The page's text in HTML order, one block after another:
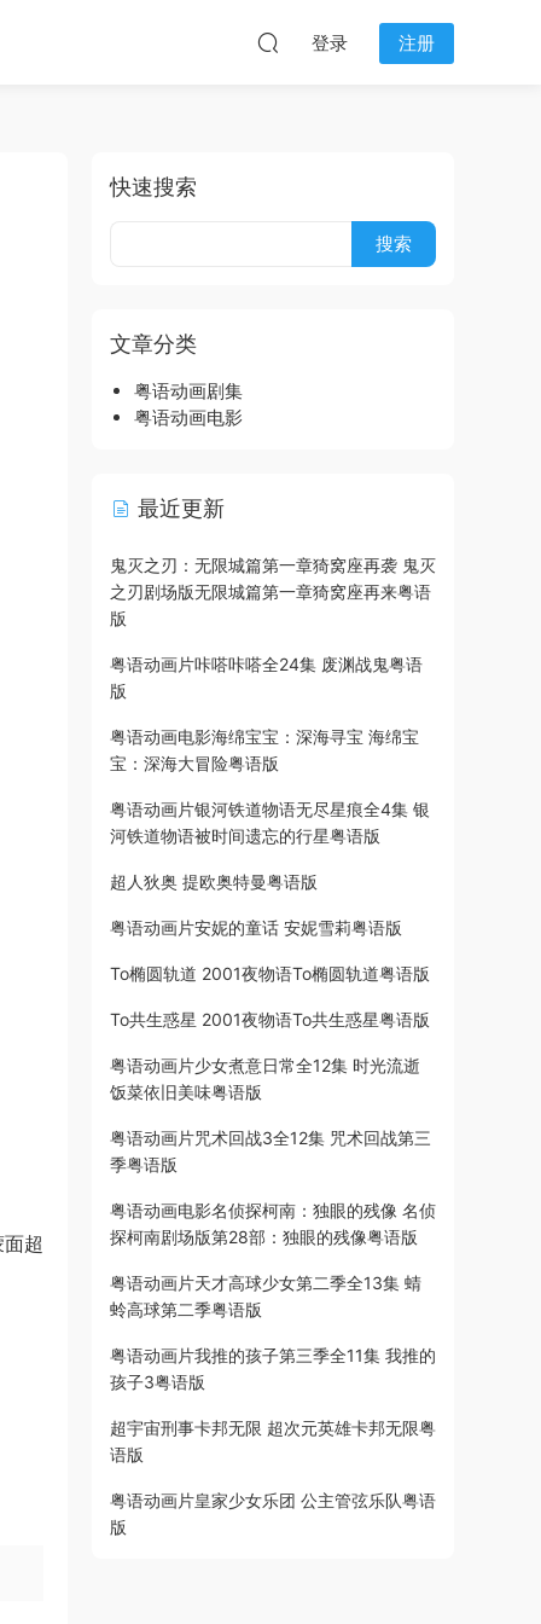
登录 注册
超
快速搜索
文章分类
粤语动画剧集
粤语动画电影
最近更新
鬼灭之刃：无限城篇第一章猗窝座再袭 鬼灭
之刃剧场版无限城篇第一章猗窝座再来粤语
版
粤语动画片咔嗒咔嗒全24集 废渊战鬼粤语
版
粤语动画电影海绵宝宝：深海寻宝 海绵宝
宝：深海大冒险粤语版
粤语动画片银河铁道物语无尽星痕全4集 银
河铁道物语被时间遗忘的行星粤语版
超人狄奥 提欧奥特曼粤语版
粤语动画片安妮的童话 安妮雪莉粤语版
To椭圆轨道 2001夜物语To椭圆轨道粤语版
To共生惑星 2001夜物语To共生惑星粤语版
粤语动画片少女煮意日常全12集 时光流逝
饭菜依旧美味粤语版
粤语动画片咒术回战3全12集 咒术回战第三
季粤语版
粤语动画电影名侦探柯南：独眼的残像 名侦
探柯南剧场版第28部：独眼的残像粤语版
粤语动画片天才高球少女第二季全13集 蜻
蛉高球第二季粤语版
粤语动画片我推的孩子第三季全11集 我推的
孩子3粤语版
超宇宙刑事卡邦无限 超次元英雄卡邦无限粤
语版
粤语动画片皇家少女乐团 公主管弦乐队粤语
版